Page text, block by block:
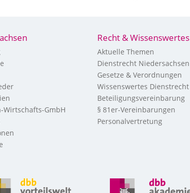
Wirtschafts-GmbH
Recht & Wissenswertes
Aktuelle Themen
Dienstrecht Niedersachsen
Gesetze & Verordnungen
Wissenswertes Dienstrecht
Beteiligungsvereinbarung
§ 81er-Vereinbarungen
Personalvertretung